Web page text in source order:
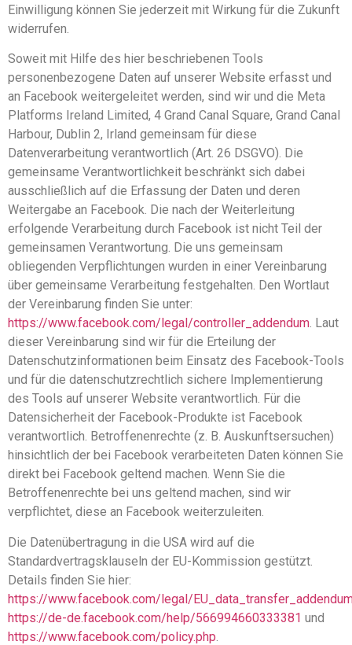
Einwilligung können Sie jederzeit mit Wirkung für die Zukunft
widerrufen.
Soweit mit Hilfe des hier beschriebenen Tools
personenbezogene Daten auf unserer Website erfasst und
an Facebook weitergeleitet werden, sind wir und die Meta
Platforms Ireland Limited, 4 Grand Canal Square, Grand Canal
Harbour, Dublin 2, Irland gemeinsam für diese
Datenverarbeitung verantwortlich (Art. 26 DSGVO). Die
gemeinsame Verantwortlichkeit beschränkt sich dabei
ausschließlich auf die Erfassung der Daten und deren
Weitergabe an Facebook. Die nach der Weiterleitung
erfolgende Verarbeitung durch Facebook ist nicht Teil der
gemeinsamen Verantwortung. Die uns gemeinsam
obliegenden Verpflichtungen wurden in einer Vereinbarung
über gemeinsame Verarbeitung festgehalten. Den Wortlaut
der Vereinbarung finden Sie unter:
https://www.facebook.com/legal/controller_addendum. Laut
dieser Vereinbarung sind wir für die Erteilung der
Datenschutzinformationen beim Einsatz des Facebook-Tools
und für die datenschutzrechtlich sichere Implementierung
des Tools auf unserer Website verantwortlich. Für die
Datensicherheit der Facebook-Produkte ist Facebook
verantwortlich. Betroffenenrechte (z. B. Auskunftsersuchen)
hinsichtlich der bei Facebook verarbeiteten Daten können Sie
direkt bei Facebook geltend machen. Wenn Sie die
Betroffenenrechte bei uns geltend machen, sind wir
verpflichtet, diese an Facebook weiterzuleiten.
Die Datenübertragung in die USA wird auf die
Standardvertragsklauseln der EU-Kommission gestützt.
Details finden Sie hier:
https://www.facebook.com/legal/
https://de-de.facebook.com/help/566994660333381 und
https://www.facebook.com/policy.php